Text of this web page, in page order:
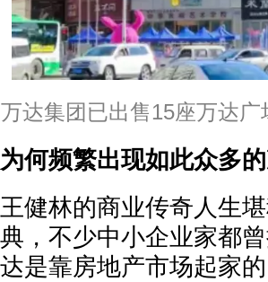
万达集团已出售15座万达
为何频繁出现如此众多
王健林的商业传奇人生
典，不少中小企业家都
达是靠房地产市场起家